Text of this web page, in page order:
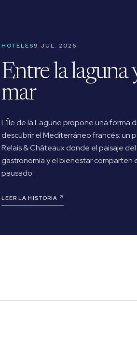
HOTELES9 JUL. 2026
Entre la laguna
mar
L'Île de la Lagune propone una forma
descubrir el Mediterráneo francés: un
Relais & Châteaux donde el paisaje del
gastronomía y el bienestar comparten
pausado.
LEER LA HISTORIA